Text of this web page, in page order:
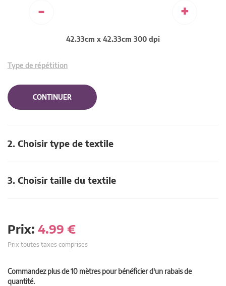
- +
42.33cm x 42.33cm 300 dpi
Type de répétition
CONTINUER
2. Choisir type de textile
3. Choisir taille du textile
Prix: 4.99 €
Prix toutes taxes comprises
Commandez plus de 10 mètres pour bénéficier d'un rabais de
quantité.